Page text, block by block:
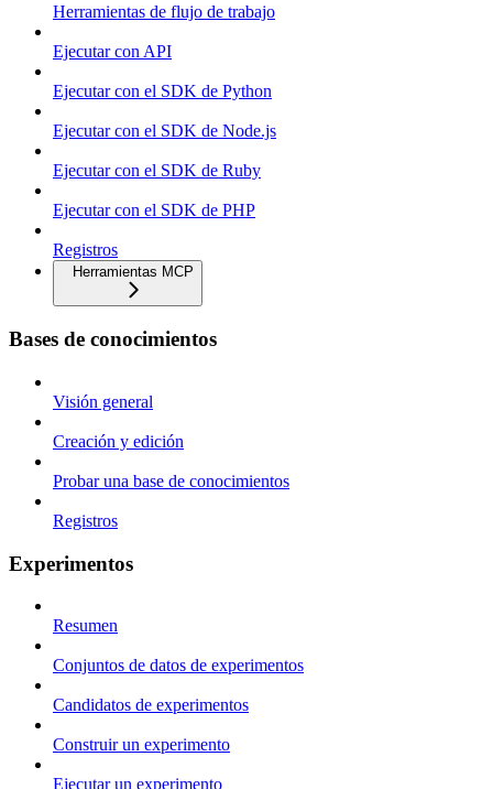
Herramientas de flujo de trabajo
Ejecutar con API
Ejecutar con el SDK de Python
Ejecutar con el SDK de Node.js
Ejecutar con el SDK de Ruby
Ejecutar con el SDK de PHP
Registros
Herramientas MCP
Bases de conocimientos
Visión general
Creación y edición
Probar una base de conocimientos
Registros
Experimentos
Resumen
Conjuntos de datos de experimentos
Candidatos de experimentos
Construir un experimento
Ejecutar un experimento